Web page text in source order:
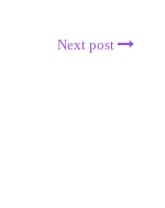
Next post